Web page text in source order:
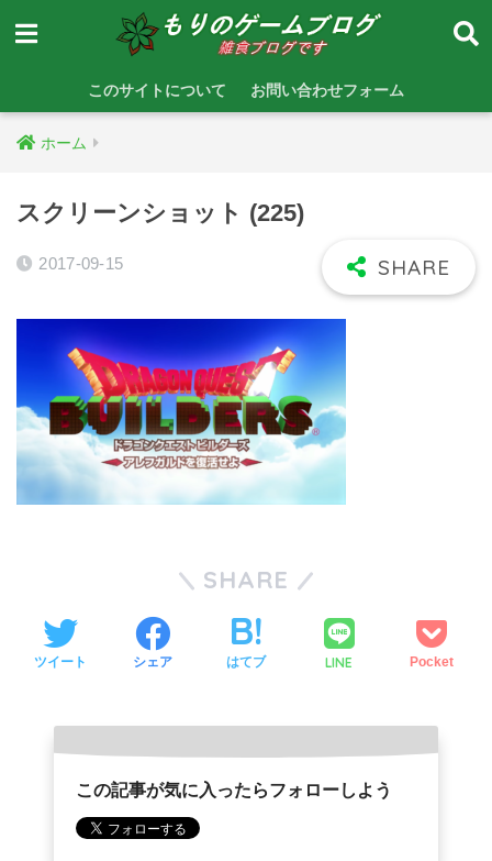
このサイトについて お問い合わせフォーム
ホーム
スクリーンショット (225)
2017-09-15
SHARE
ツイート シェア はてブ LINE Pocket
この記事が気に入ったらフォローしよう